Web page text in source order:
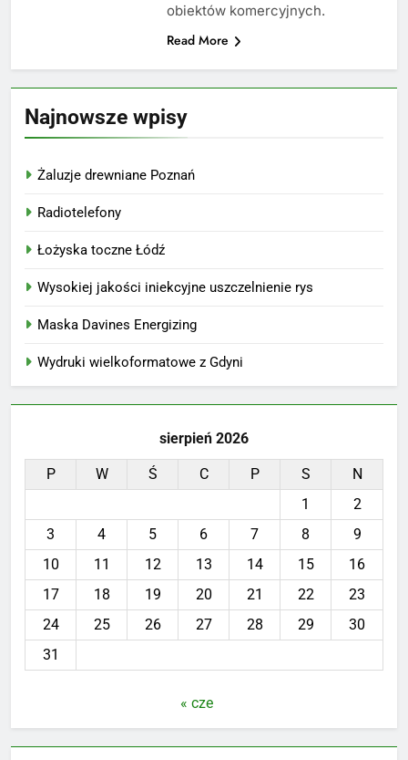
obiektów komercyjnych.
Read More
Najnowsze wpisy
Żaluzje drewniane Poznań
Radiotelefony
Łożyska toczne Łódź
Wysokiej jakości iniekcyjne uszczelnienie rys
Maska Davines Energizing
Wydruki wielkoformatowe z Gdyni
sierpień 2026
P W Ś C P S
N
1
2
3
4 5 6 7 8
9
10
11 12 13 14 15
16
17
18 19 20 21 22
23
24
25 26 27 28 29
30
31
« cze